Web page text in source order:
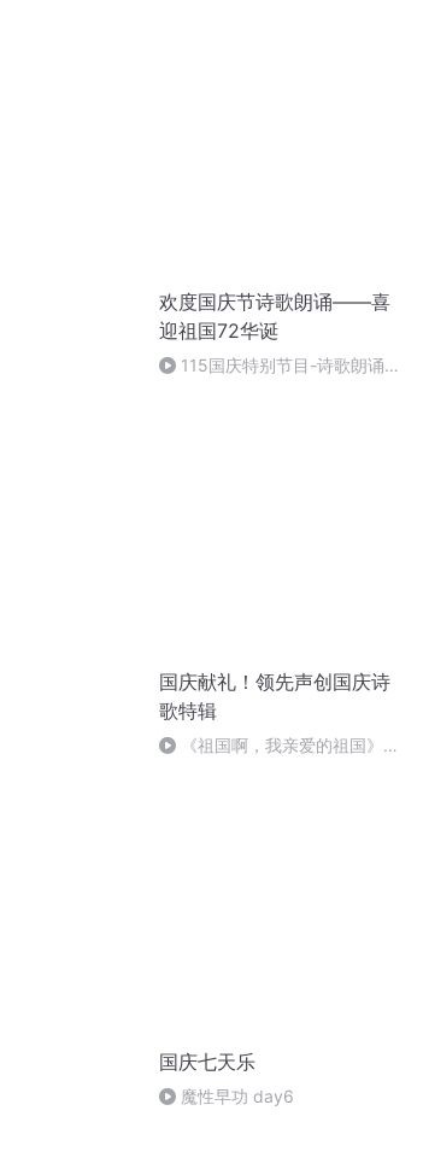
欢度国庆节诗歌朗诵——喜
迎祖国72华诞
115国庆特别节目-诗歌朗诵-
国庆献礼！领先声创国庆诗
歌特辑
《祖国啊，我亲爱的祖国》温
国庆七天乐
魔性早功 day6